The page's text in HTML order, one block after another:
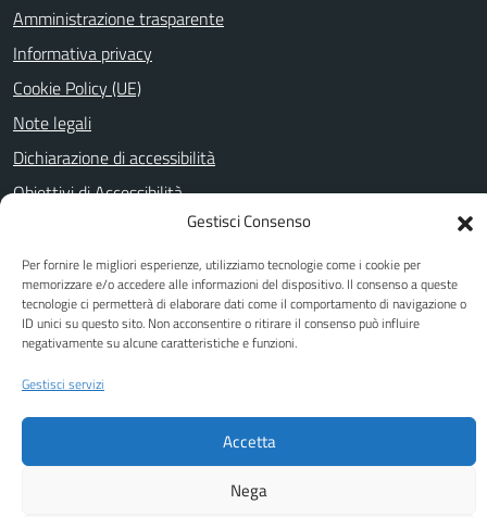
Gestisci Consenso
Per fornire le migliori esperienze, utilizziamo tecnologie come i cookie per
memorizzare e/o accedere alle informazioni del dispositivo. Il consenso a queste
tecnologie ci permetterà di elaborare dati come il comportamento di navigazione o
ID unici su questo sito. Non acconsentire o ritirare il consenso può influire
negativamente su alcune caratteristiche e funzioni.
Gestisci servizi
Accetta
Nega
Amministrazione trasparente
Informativa privacy
Cookie Policy (UE)
Note legali
Dichiarazione di accessibilità
Obiettivi di Accessibilità
SEGUICI SU
Facebook
Piano di miglioramento del sito